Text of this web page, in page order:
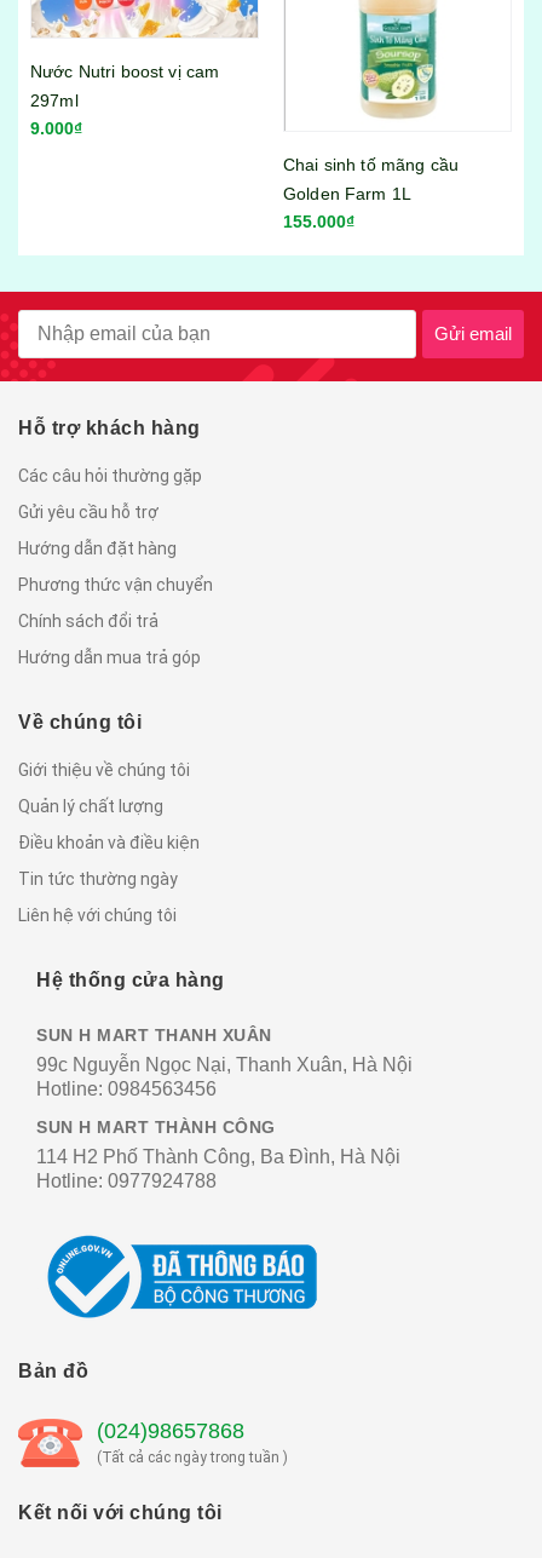
Nước Nutri boost vị cam
297ml
9.000₫
Chai sinh tố mãng cầu
Golden Farm 1L
155.000₫
Gửi email
Hỗ trợ khách hàng
Các câu hỏi thường gặp
Gửi yêu cầu hỗ trợ
Hướng dẫn đặt hàng
Phương thức vận chuyển
Chính sách đổi trả
Hướng dẫn mua trả góp
Về chúng tôi
Giới thiệu về chúng tôi
Quản lý chất lượng
Điều khoản và điều kiện
Tin tức thường ngày
Liên hệ với chúng tôi
Hệ thống cửa hàng
SUN H MART THANH XUÂN
99c Nguyễn Ngọc Nại, Thanh Xuân, Hà Nội
Hotline: 0984563456
SUN H MART THÀNH CÔNG
114 H2 Phố Thành Công, Ba Đình, Hà Nội
Hotline: 0977924788
Bản đồ
(024)98657868
(Tất cả các ngày trong tuần )
Kết nối với chúng tôi